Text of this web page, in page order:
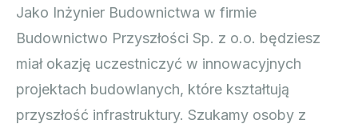
Jako Inżynier Budownictwa w firmie
Budownictwo Przyszłości Sp. z o.o. będziesz
miał okazję uczestniczyć w innowacyjnych
projektach budowlanych, które kształtują
przyszłość infrastruktury. Szukamy osoby z